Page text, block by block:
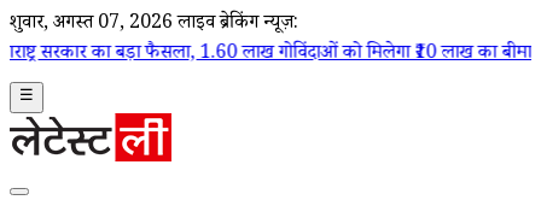
शुक्रवार, अगस्त 07, 2026 लाइव ब्रेकिंग न्यूज़:
लाख गोविंदाओं को मिलेगा ₹10 लाख का बीमा कवर|Dahi Handi 2026:
☰